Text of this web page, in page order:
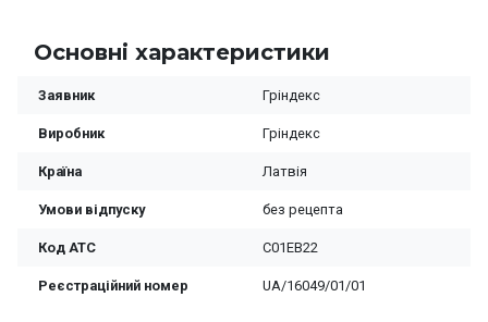
Основні характеристики
Заявник Гріндекс
Виробник Гріндекс
Країна Латвія
Умови відпуску без рецепта
Код ATC C01EB22
Реєстраційний номер UA/16049/01/01